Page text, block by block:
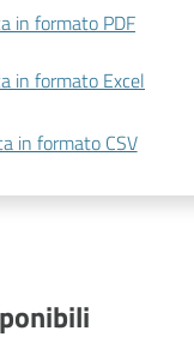
in formato PDF
in formato Excel
in formato CSV